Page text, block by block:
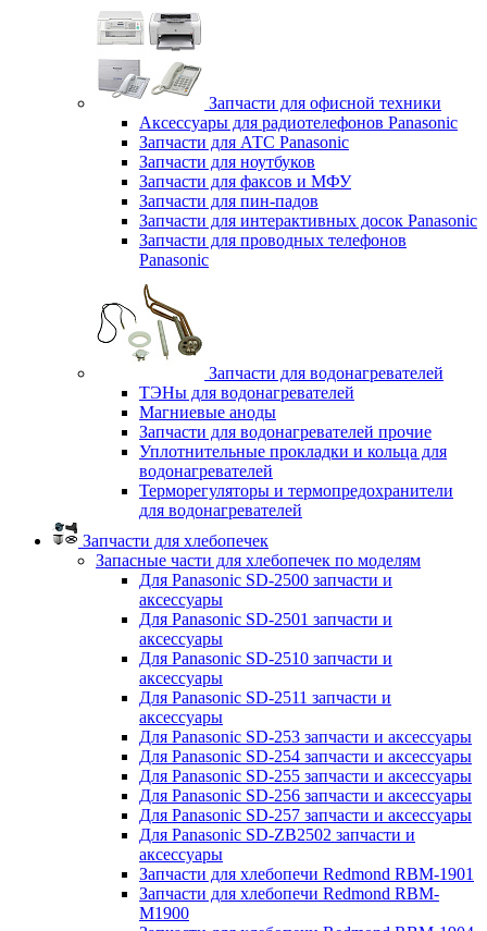
Запчасти для офисной техники
Аксессуары для радиотелефонов Panasonic
Запчасти для АТС Panasonic
Запчасти для ноутбуков
Запчасти для факсов и МФУ
Запчасти для пин-падов
Запчасти для интерактивных досок Panasonic
Запчасти для проводных телефонов
Panasonic
Запчасти для водонагревателей
ТЭНы для водонагревателей
Магниевые аноды
Запчасти для водонагревателей прочие
Уплотнительные прокладки и кольца для
водонагревателей
Терморегуляторы и термопредохранители
для водонагревателей
Запчасти для хлебопечек
Запасные части для хлебопечек по моделям
Для Panasonic SD-2500 запчасти и
аксессуары
Для Panasonic SD-2501 запчасти и
аксессуары
Для Panasonic SD-2510 запчасти и
аксессуары
Для Panasonic SD-2511 запчасти и
аксессуары
Для Panasonic SD-253 запчасти и аксессуары
Для Panasonic SD-254 запчасти и аксессуары
Для Panasonic SD-255 запчасти и аксессуары
Для Panasonic SD-256 запчасти и аксессуары
Для Panasonic SD-257 запчасти и аксессуары
Для Panasonic SD-ZB2502 запчасти и
аксессуары
Запчасти для хлебопечи Redmond RBM-1901
Запчасти для хлебопечи Redmond RBM-
M1900